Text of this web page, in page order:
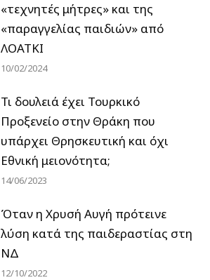
«τεχνητές μήτρες» και της
«παραγγελίας παιδιών» από
ΛΟΑΤΚΙ
10/02/2024
Τι δουλειά έχει Τουρκικό
Προξενείο στην Θράκη που
υπάρχει Θρησκευτική και όχι
Εθνική μειονότητα;
14/06/2023
Όταν η Χρυσή Αυγή πρότεινε
λύση κατά της παιδεραστίας στη
ΝΔ
12/10/2022